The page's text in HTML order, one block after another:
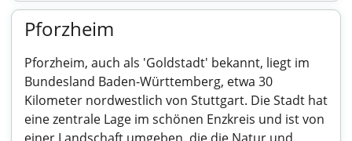
Pforzheim
Pforzheim, auch als 'Goldstadt' bekannt, liegt im
Bundesland Baden-Württemberg, etwa 30
Kilometer nordwestlich von Stuttgart. Die Stadt hat
eine zentrale Lage im schönen Enzkreis und ist von